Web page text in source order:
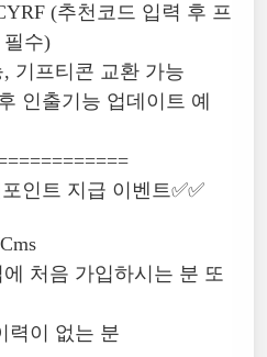
(추천코드 입력 후 프
필수)
기프티콘 교환 가능
인출기능 업데이트 예
인트 지급 이벤트✅✅
처음 가입하시는 분 또
력이 없는 분